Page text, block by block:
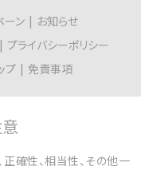
ーン
お知らせ
プライバシーポリシー
プ 免責事項
確性、相当性、その他一